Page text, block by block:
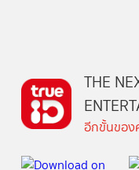
THE
อีกขั้นของ